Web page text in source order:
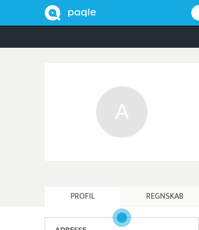
PROFIL REGNSKAB